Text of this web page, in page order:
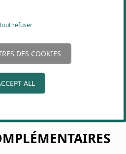
DES COOKIES
refuser
ALL